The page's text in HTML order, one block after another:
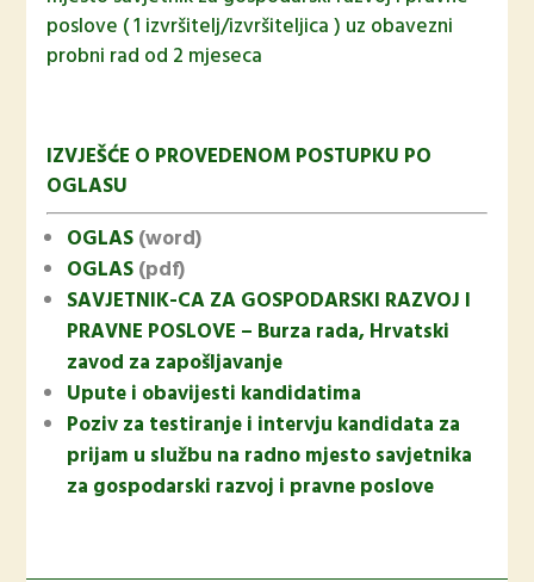
poslove ( 1 izvršitelj/izvršiteljica ) uz obavezni
probni rad od 2 mjeseca
IZVJEŠĆE O PROVEDENOM POSTUPKU PO
OGLASU
OGLAS (word)
OGLAS (pdf)
SAVJETNIK-CA ZA GOSPODARSKI RAZVOJ I
PRAVNE POSLOVE – Burza rada, Hrvatski
zavod za zapošljavanje
Upute i obavijesti kandidatima
Poziv za testiranje i intervju kandidata za
prijam u službu na radno mjesto savjetnika
za gospodarski razvoj i pravne poslove